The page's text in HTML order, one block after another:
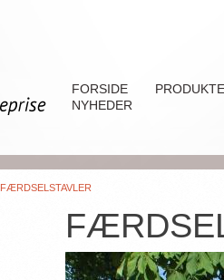
FORSIDE
NYHEDER
FÆRDSELSTAVLER